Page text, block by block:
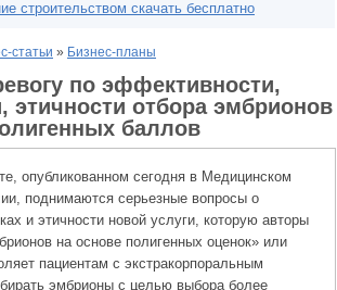
строительством скачать бесплатно
статьи » Бизнес-планы
по эффективности,
этичности отбора эмбрионов
баллов
опубликованном сегодня в Медицинском
поднимаются серьезные вопросы о
и этичности новой услуги, которую авторы
на основе полигенных оценок» или
пациентам с экстракорпоральным
эмбрионы с целью выбора более